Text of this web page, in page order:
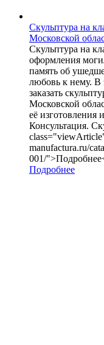
Скульптура на
Московской
Скульптура на
оформления
память об
любовь к нему. В
заказать
Московской
её изготовления
Консультация.
manufactura.ru/
001/
Подробнее